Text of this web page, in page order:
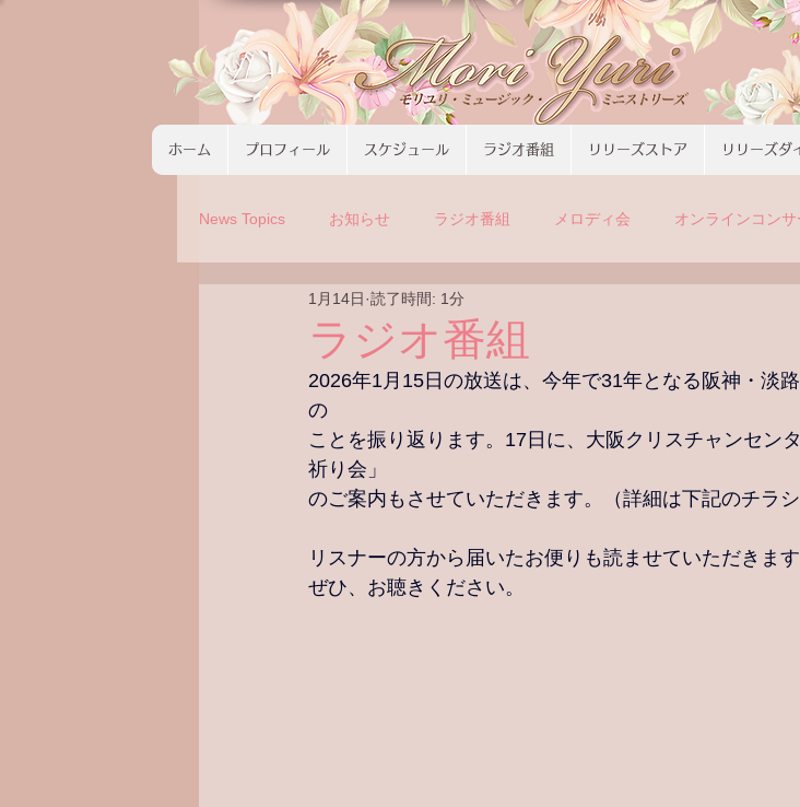
ホーム プロフィール スケジュール ラジオ番組 リリーズストア リリーズダ
News Topics お知らせ ラジオ番組 メロディ会 オンラインコンサ
コンサート ツアーの募集
ラジオ番組
1月14日 読了時間: 1分
2026年1月15日の放送は、今年で31年となる阪神・淡
の
ことを振り返ります。17日に、大阪クリスチャンセン
祈り会」
のご案内もさせていただきます。（詳細は下記のチラシ
リスナーの方から届いたお便りも読ませていただきます
ぜひ、お聴きください。